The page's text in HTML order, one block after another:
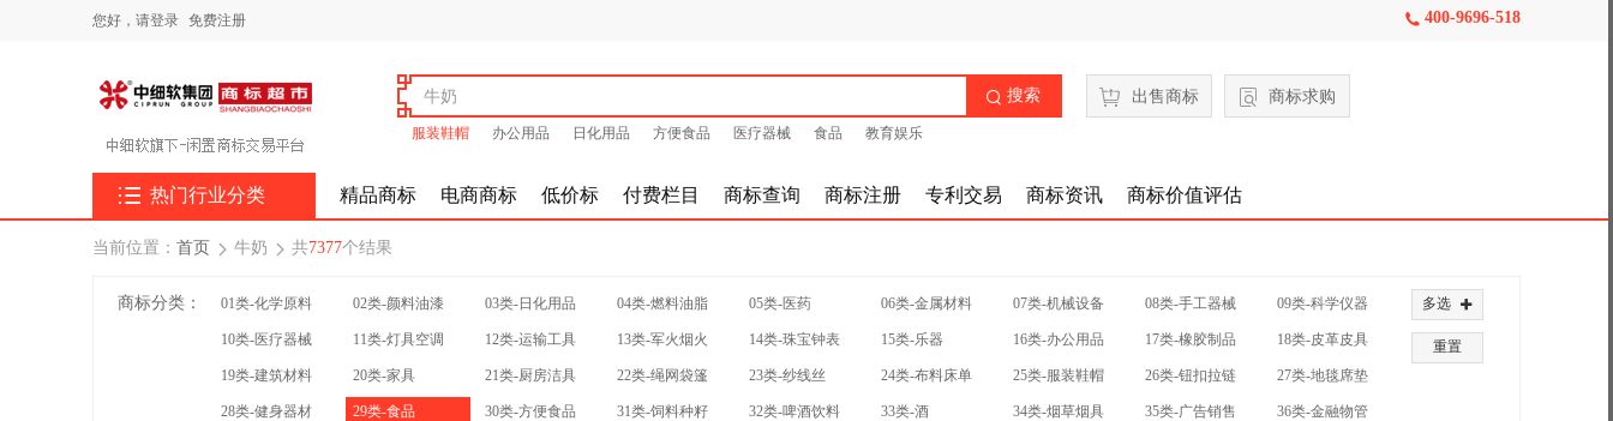
您好， 请登录 免费注册  400-9696-518
 搜索
服装鞋帽 办公用品 日化用品 方便食品 医疗器械 食品 教育娱乐
出售商标 商标求购
 热门行业分类 精品商标 电商商标 低价标 付费栏目 商标查询 商标注册 专利交易 商标资讯 商标价值评估
当前位置： 首页  牛奶  共7377个结果
多选 
重置
商标分类： 01类-化学原料 02类-颜料油漆 03类-日化用品 04类-燃料油脂 05类-医药 06类-金属材料 07类-机械设备 08类-手工器械 09类-科学仪器
10类-医疗器械 11类-灯具空调 12类-运输工具 13类-军火烟火 14类-珠宝钟表 15类-乐器 16类-办公用品 17类-橡胶制品 18类-皮革皮具
19类-建筑材料 20类-家具 21类-厨房洁具 22类-绳网袋篷 23类-纱线丝 24类-布料床单 25类-服装鞋帽 26类-钮扣拉链 27类-地毯席垫
28类-健身器材 29类-食品 30类-方便食品 31类-饲料种籽 32类-啤酒饮料 33类-酒 34类-烟草烟具 35类-广告销售 36类-金融物管